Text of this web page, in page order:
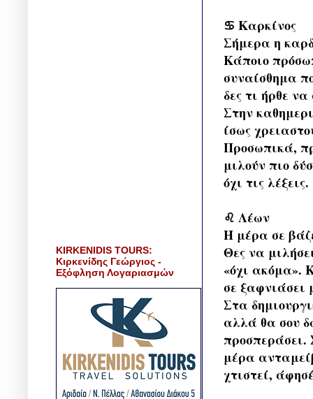
♋ Καρκίνος
Σήμερα η
Κάποιο
συναίσθημα
δες τι ήρθε να
Στην
ίσως
Προσωπικά,
μιλούν πιο
όχι τις λέξεις.
♌ Λέων
Η μέρα σε
Θες να
«όχι ακόμα».
σε ξαφνιάσει
Στα
αλλά θα σου
προσπεράσει.
μέρα
χτιστεί,
KIRKENIDIS TOURS:
Κιρκενίδης Γεώργιος -
Εξόφληση Λογαριασμών